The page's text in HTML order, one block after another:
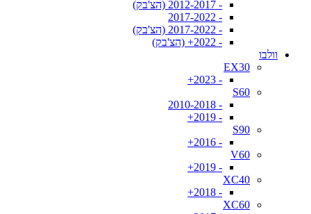
- 2012-2017 (הצ'בק)
- 2017-2022
- 2017-2022 (הצ'בק)
- 2022+ (הצ'בק)
וולבו
EX30
- 2023+
S60
- 2010-2018
- 2019+
S90
- 2016+
V60
- 2019+
XC40
- 2018+
XC60